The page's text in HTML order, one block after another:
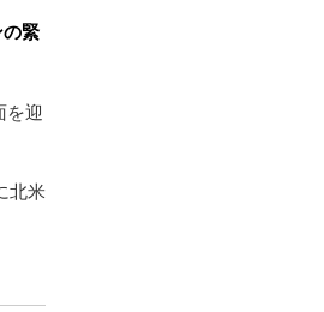
の緊
を迎
北米